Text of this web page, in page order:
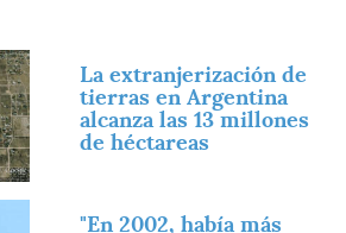
La extranjerización de
tierras en Argentina
alcanza las 13 millones
de héctareas
"En 2002, había más